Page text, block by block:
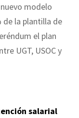
modelo
de la plantilla de
el plan
UGT, USOC y
salarial